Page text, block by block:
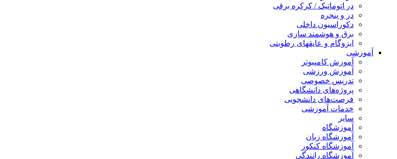
در اتوماتیک / کرکره برقی
در و پنجره
دکوراسیون داخلی
برق و هوشمند سازی
ایزوگام و عایقهای رطوبتی
آموزشی
آموزش کامپیوتر
آموزش ورزشی
تدریس خصوصی
پروژه‌های دانشگاهی
فرصت‌های دانشجویی
خدمات آموزشی
سایر
آموزشگاه
آموزشگاه زبان
آموزشگاه کنکور
آموزشگاه رانندگی